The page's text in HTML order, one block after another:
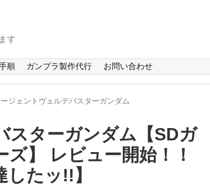
す
順 ガンプラ製作代行 お問い合わせ
ジェントヴェルデバスターガンダム
スターガンダム【SDガ
】 レビュー開始！！
したッ!!】